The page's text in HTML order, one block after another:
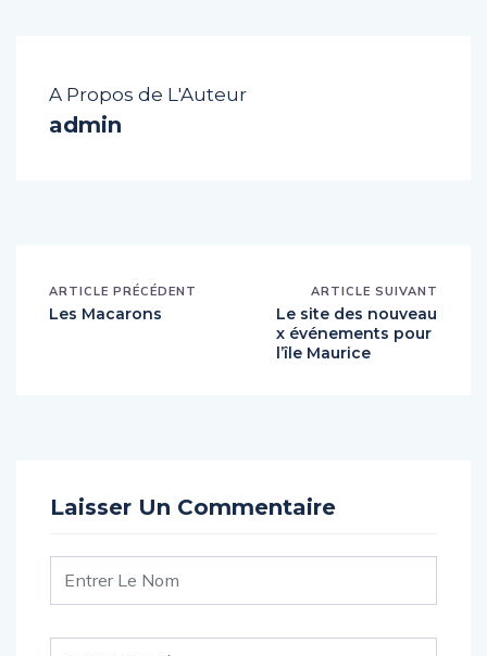
A Propos de L'Auteur
admin
ARTICLE PRÉCÉDENT
Les Macarons
ARTICLE SUIVANT
Le site des nouveau
x événements pour
l’île Maurice
Laisser Un Commentaire